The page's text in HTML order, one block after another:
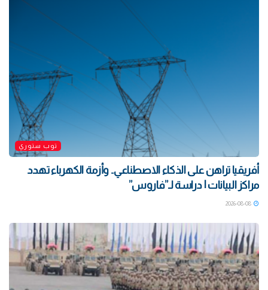
توب ستوري
أفريقيا تراهن على الذكاء الاصطناعي.. وأزمة الكهرباء تهدد
مراكز البيانات | دراسة لـ”فاروس”